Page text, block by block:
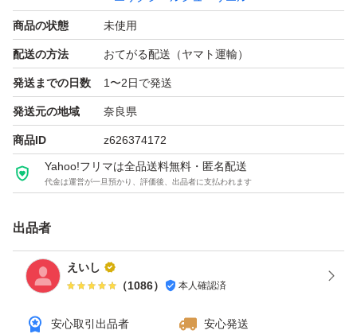
に、ご使用後に紫外線カット効果のある化粧品をお使いく
ださい。
外側のフィルムもまだ剥がしてませんので、安心してお使
い頂けると思います
海外製品となりますのでご理解のある方のみ購入いただき
たいようお願いいたします！
購入検討宜しくお願い致
商品の状態 未使用
配送の方法 おてがる配送（ヤマト運輸）
発送までの日数 1〜2日で発送
発送元の地域 奈良県
商品ID z626374172
Yahoo!フリマは全品送料無料・匿名配送
代金は運営が一旦預かり、評価後、出品者に支払われます
出品者
えいし
（1086） 本人確認済
安心取引出品者
安心発送